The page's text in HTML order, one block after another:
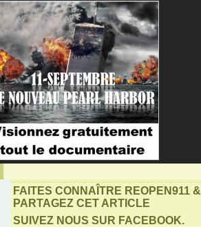
FAITES CONNAÎTRE REOPEN911 &
PARTAGEZ CET ARTICLE
SUIVEZ NOUS SUR FACEBOOK.